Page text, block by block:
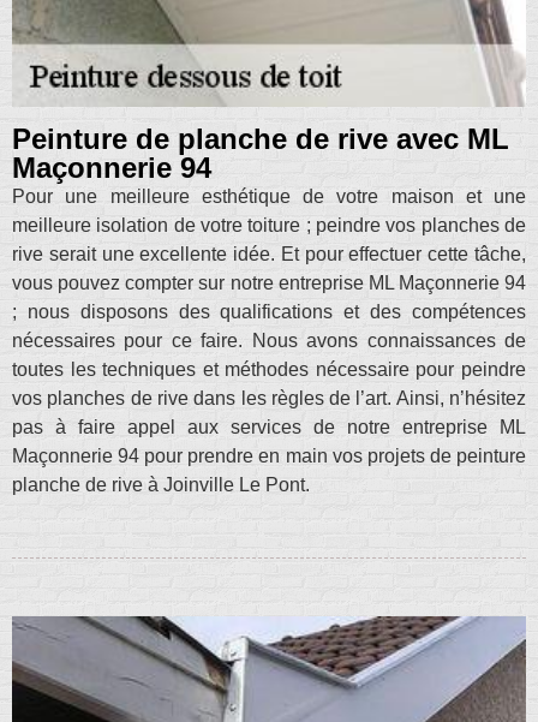
Peinture de planche de rive avec ML
Maçonnerie 94
Pour une meilleure esthétique de votre maison et une
meilleure isolation de votre toiture ; peindre vos planches de
rive serait une excellente idée. Et pour effectuer cette tâche,
vous pouvez compter sur notre entreprise ML Maçonnerie 94
; nous disposons des qualifications et des compétences
nécessaires pour ce faire. Nous avons connaissances de
toutes les techniques et méthodes nécessaire pour peindre
vos planches de rive dans les règles de l’art. Ainsi, n’hésitez
pas à faire appel aux services de notre entreprise ML
Maçonnerie 94 pour prendre en main vos projets de peinture
planche de rive à Joinville Le Pont.